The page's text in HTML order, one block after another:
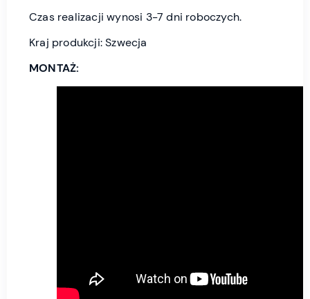
Czas realizacji wynosi 3-7 dni roboczych.
Kraj produkcji: Szwecja
MONTAŻ: